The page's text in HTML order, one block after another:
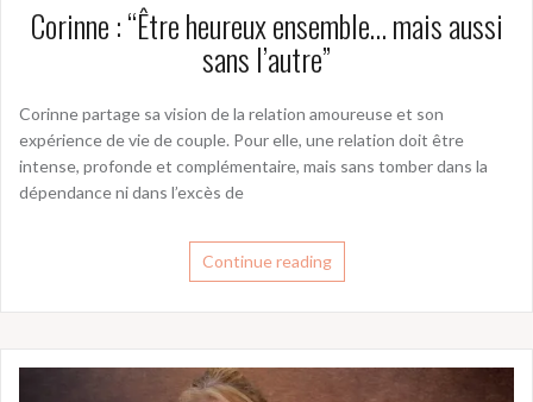
Corinne : “Être heureux ensemble… mais aussi
sans l’autre”
Corinne partage sa vision de la relation amoureuse et son
expérience de vie de couple. Pour elle, une relation doit être
intense, profonde et complémentaire, mais sans tomber dans la
dépendance ni dans l’excès de
Continue reading